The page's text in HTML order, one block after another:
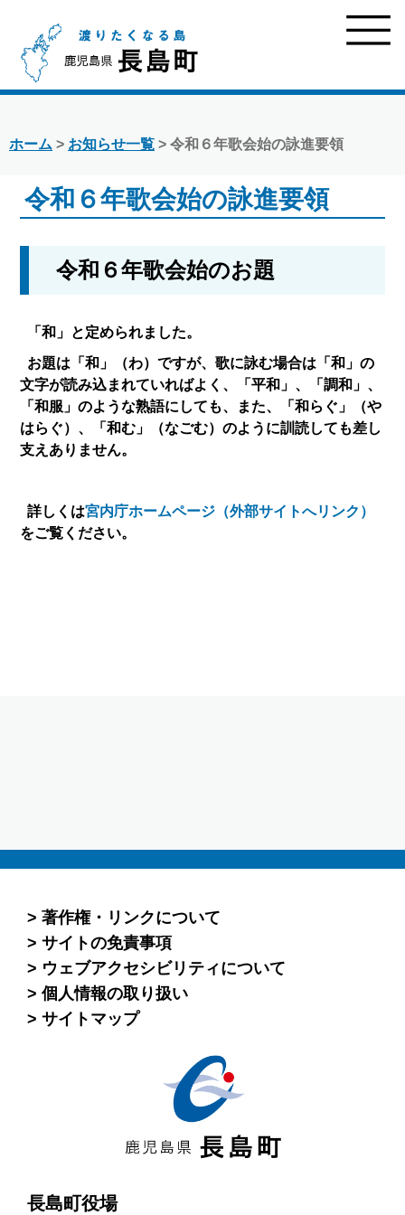
ホーム > お知らせ一覧 > 令和６年歌会始の詠進要領
令和６年歌会始の詠進要領
令和６年歌会始のお題
「和」と定められました。
お題は「和」（わ）ですが、歌に詠む場合は「和」の
文字が読み込まれていればよく、「平和」、「調和」、
「和服」のような熟語にしても、また、「和らぐ」（や
はらぐ）、「和む」（なごむ）のように訓読しても差し
支えありません。
詳しくは宮内庁ホームページ（外部サイトへリンク）
をご覧ください。
著作権・リンクについて
サイトの免責事項
ウェブアクセシビリティについて
個人情報の取り扱い
サイトマップ
長島町役場